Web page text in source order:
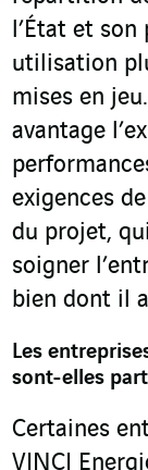
l’État et
utilisation
mises en
avantage
exigences
du projet,
soigner
bien dont il
Les
sont-elles
Certaines
VINCI